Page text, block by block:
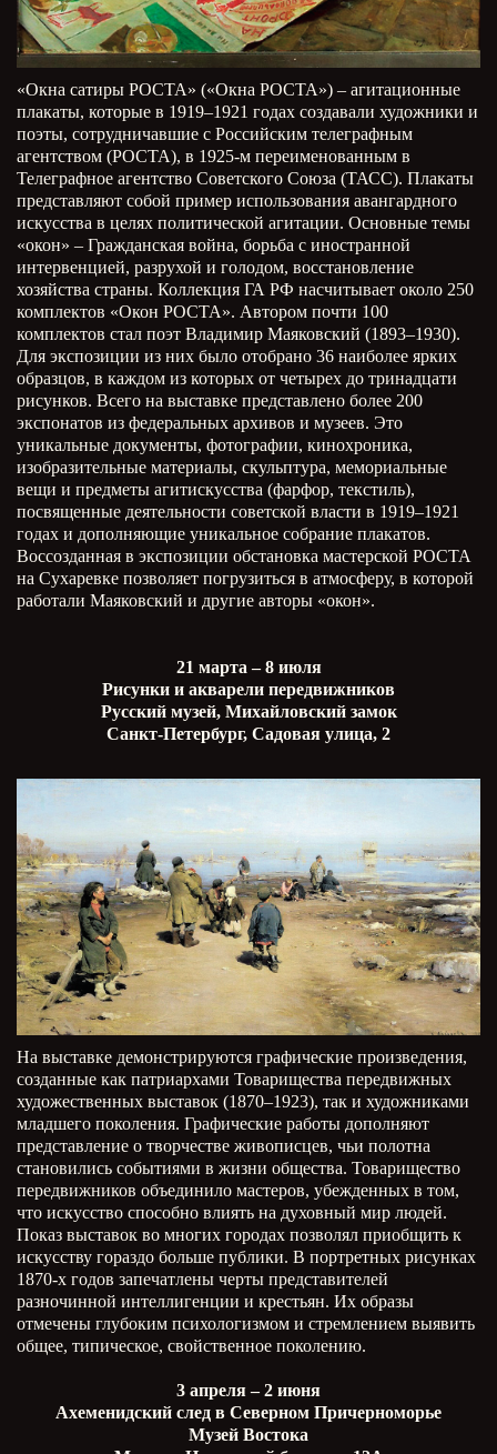
«Окна сатиры РОСТА» («Окна РОСТА») – агитационные
плакаты, которые в 1919–1921 годах создавали художники и
поэты, сотрудничавшие с Российским телеграфным
агентством (РОСТА), в 1925-м переименованным в
Телеграфное агентство Советского Союза (ТАСС). Плакаты
представляют собой пример использования авангардного
искусства в целях политической агитации. Основные темы
«окон» – Гражданская война, борьба с иностранной
интервенцией, разрухой и голодом, восстановление
хозяйства страны. Коллекция ГА РФ насчитывает около 250
комплектов «Окон РОСТА». Автором почти 100
комплектов стал поэт Владимир Маяковский (1893–1930).
Для экспозиции из них было отобрано 36 наиболее ярких
образцов, в каждом из которых от четырех до тринадцати
рисунков. Всего на выставке представлено более 200
экспонатов из федеральных архивов и музеев. Это
уникальные документы, фотографии, кинохроника,
изобразительные материалы, скульптура, мемориальные
вещи и предметы агитискусства (фарфор, текстиль),
посвященные деятельности советской власти в 1919–1921
годах и дополняющие уникальное собрание плакатов.
Воссозданная в экспозиции обстановка мастерской РОСТА
на Сухаревке позволяет погрузиться в атмосферу, в которой
работали Маяковский и другие авторы «окон».
21 марта – 8 июля
Рисунки и акварели передвижников
Русский музей, Михайловский замок
Санкт-Петербург, Садовая улица, 2
На выставке демонстрируются графические произведения,
созданные как патриархами Товарищества передвижных
художественных выставок (1870–1923), так и художниками
младшего поколения. Графические работы дополняют
представление о творчестве живописцев, чьи полотна
становились событиями в жизни общества. Товарищество
передвижников объединило мастеров, убежденных в том,
что искусство способно влиять на духовный мир людей.
Показ выставок во многих городах позволял приобщить к
искусству гораздо больше публики. В портретных рисунках
1870-х годов запечатлены черты представителей
разночинной интеллигенции и крестьян. Их образы
отмечены глубоким психологизмом и стремлением выявить
общее, типическое, свойственное поколению.
3 апреля – 2 июня
Ахеменидский след в Северном Причерноморье
Музей Востока